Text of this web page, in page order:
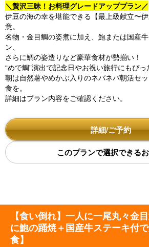
＼贅沢三昧！お料理グレードアッププラン／
伊豆の海の幸を堪能できる【最上級献立〜
意。
名物・金目鯛の姿煮に加え、鮑または国産
ン、
さらに鯛の姿造りなど豪華食材が勢揃い！
“めで鯛”演出で記念日やお祝い旅行にもぴ
朝は自然薯やめかぶ入りのネバネバ朝活セ
食を。
詳細はプラン内容をご確認ください。
詳細/ご予約
このプランで選択できる
【食い倒れ】一人に一尾丸々金
に鮑の踊焼＋国産牛ステーキ付
食】